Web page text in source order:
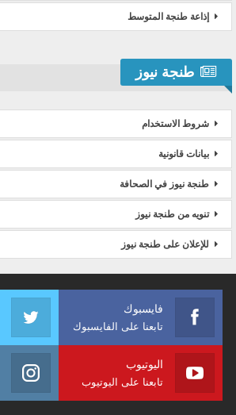
إذاعة طنجة المتوسط
طنجة نيوز
شروط الاستخدام
بيانات قانونية
طنجة نيوز في الصحافة
تنويه من طنجة نيوز
للإعلان على طنجة نيوز
فايسبوك
تابعنا على الفايسبوك
اليوتيوب
تابعنا على اليوتيوب